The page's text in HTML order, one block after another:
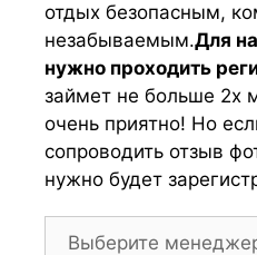
отдых безопасным,
незабываемым.Для
нужно проходить
займет не больше 2х
очень приятно! Но
сопроводить отзыв
нужно будет
Выберите